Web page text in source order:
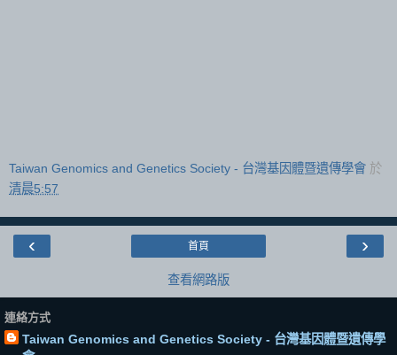
Taiwan Genomics and Genetics Society - 台灣基因體暨遺傳學會 於
清晨5:57
‹ ›
首頁
查看網路版
連絡方式
Taiwan Genomics and Genetics Society - 台灣基因體暨遺傳學